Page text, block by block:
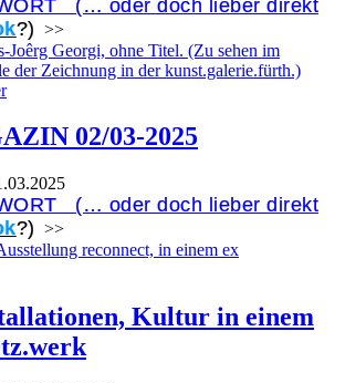
(… oder doch lieber direkt
?) >>
02/03-2025
(… oder doch lieber direkt
?) >>
Kultur in einem